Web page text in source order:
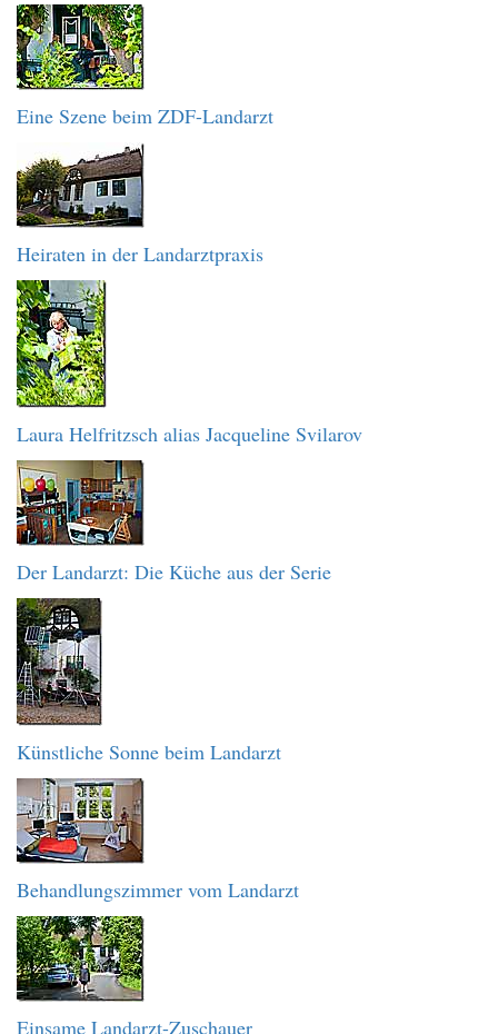
Eine Szene beim ZDF-Landarzt
Heiraten in der Landarztpraxis
Laura Helfritzsch alias Jacqueline Svilarov
Der Landarzt: Die Küche aus der Serie
Künstliche Sonne beim Landarzt
Behandlungszimmer vom Landarzt
Einsame Landarzt-Zuschauer